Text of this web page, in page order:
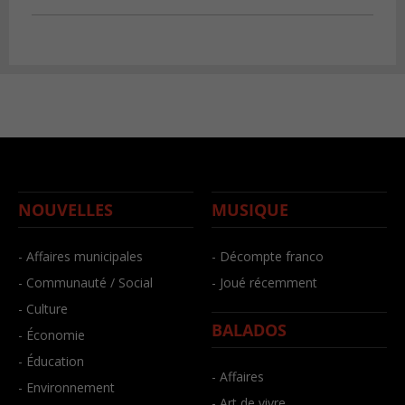
NOUVELLES
- Affaires municipales
- Communauté / Social
- Culture
- Économie
- Éducation
- Environnement
MUSIQUE
- Décompte franco
- Joué récemment
BALADOS
- Affaires